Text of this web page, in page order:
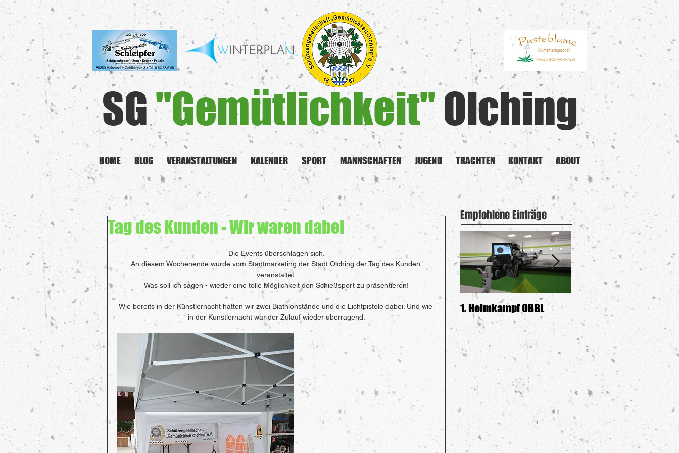
SG"Gemütlichkeit"Olching
HOME BLOG VERANSTALTUNGEN KALENDER SPORT MANNSCHAFTEN JUGEND TRACHTEN KONTAKT ABOUT
Tag des Kunden - Wir waren dabei
Die Events überschlagen sich.
An diesem Wochenende wurde vom Stadtmarketing der Stadt Olching der Tag des Kunden
veranstaltet.
Was soll ich sagen - wieder eine tolle Möglichkeit den Schießsport zu präsentieren!
Wie bereits in der Künstlernacht hatten wir zwei Biathlonstände und die Lichtpistole dabei. Und wie
in der Künstlernacht war der Zulauf wieder überragend.
Empfohlene Einträge
1. Heimkampf OBBL Siegerehrung GDW